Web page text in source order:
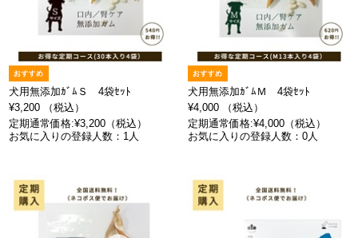
犬用無添加ｶﾞﾑＳ 4袋ｾｯﾄ
¥3,200 （税込）
定期通常価格:¥3,200（税込）
お気に入りの登録人数：1人
犬用無添加ｶﾞﾑＭ 4袋ｾｯﾄ
¥4,000 （税込）
定期通常価格:¥4,000（税込）
お気に入りの登録人数：0人